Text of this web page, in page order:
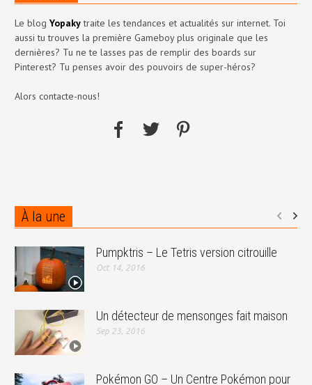
Le blog Yopakytraite les tendances et actualités sur internet. Toi
aussi tu trouves la première Gameboy plus originale que les
dernières? Tu ne te lasses pas de remplir des boards sur
Pinterest? Tu penses avoir des pouvoirs de super-héros?
Alors contacte-nous!
À la une
Pumpktris – Le Tetris version citrouille
Oct 14, 2016
Un détecteur de mensonges fait maison
Sep 23, 2016
Pokémon GO – Un Centre Pokémon pour